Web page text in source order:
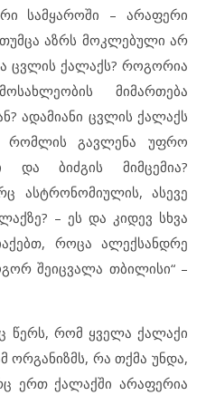
სამყაროში – არაფერი
თუმცა აზრს მოკლებული არ
ცვლის ქალაქს? როგორია
მიმართება
ადამიანი ცვლის ქალაქს
რომლის გავლენა უფრო
და ბიძგის მიმცემია?
ასტრონომიულის, ასევე
– ეს და კიდევ სხვა
როცა ალექსანდრე
შეიცვალა თბილისი“ –
წერს, რომ ყველა ქალაქი
ორგანიზმს, რა თქმა უნდა,
ერთ ქალაქში არაფერია